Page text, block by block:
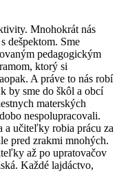
Mnohokrát nás
dešpektom. Sme
pedagogickým
ktorý si
A práve to nás robí
by sme do škôl a obcí
materských
nespolupracovali.
a učiteľky robia prácu za
pred zrakmi mnohých.
až po upratovačov
Každé lajdáctvo,